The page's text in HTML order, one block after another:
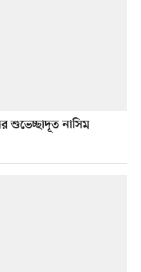
শুভেচ্ছাদূত নাসিম